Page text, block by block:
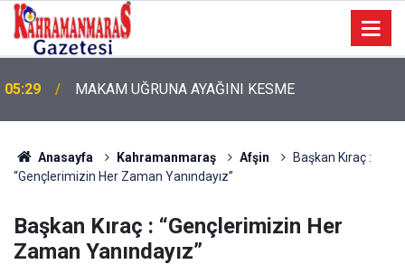
05:29 MAKAM UĞRUNA AYAĞINI KESME
Anasayfa Kahramanmaraş Afşin
Başkan Kıraç :
“Gençlerimizin Her Zaman Yanındayız”
Başkan Kıraç : “Gençlerimizin Her
Zaman Yanındayız”